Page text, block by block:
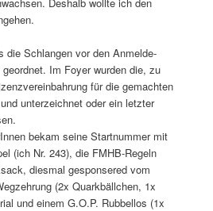
die Schlangen vor den Anmelde-
Im Foyer wurden die, zu
für die gemachten
unterzeichnet oder ein letzter
bekam seine Startnummer mit
(ich Nr. 243), die FMHB-Regeln
diesmal gesponsered vom
(2x Quarkbällchen, 1x
und einem G.O.P. Rubbellos (1x